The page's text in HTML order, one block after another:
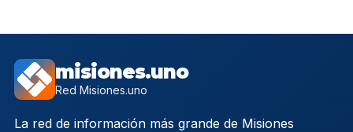
misiones.uno
Red Misiones.uno
La red de información más grande de Misiones